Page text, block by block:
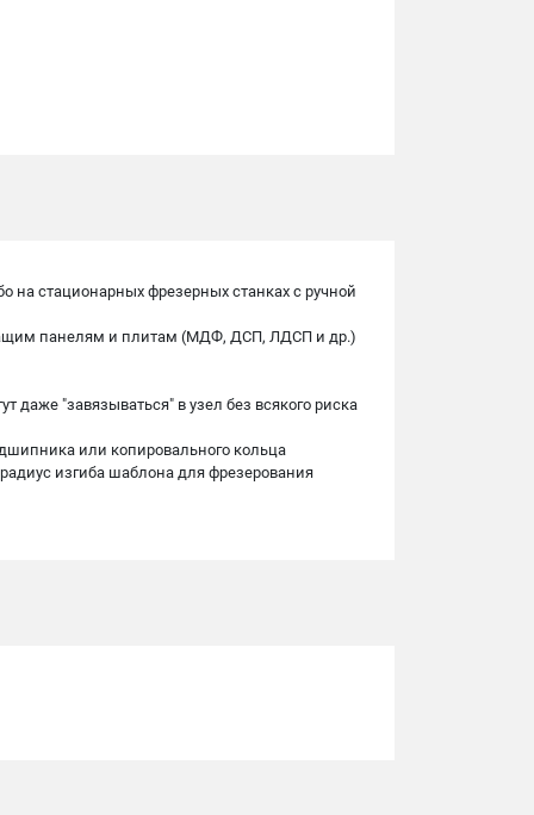
на стационарных фрезерных станках с ручной
панелям и плитам (МДФ, ДСП, ЛДСП и др.)
даже "завязываться" в узел без всякого риска
или копировального кольца
изгиба шаблона для фрезерования